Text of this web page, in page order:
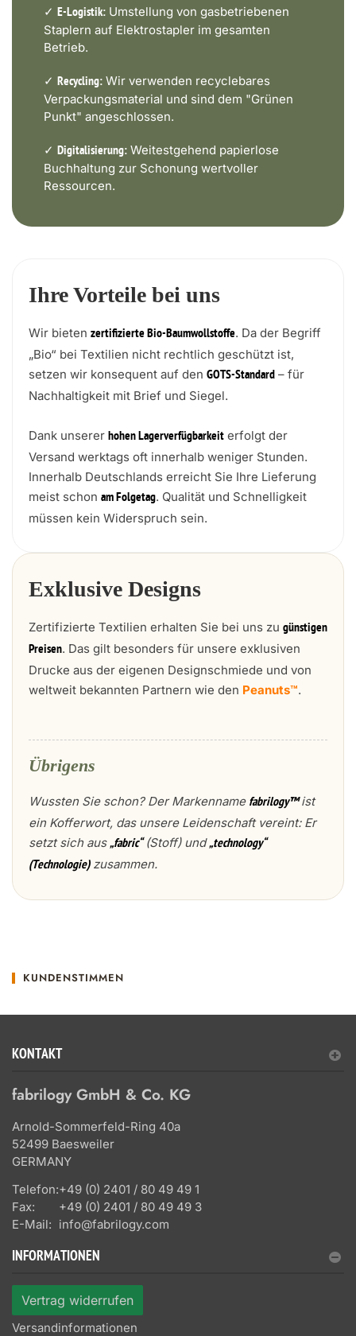
✓ E-Logistik: Umstellung von gasbetriebenen
Staplern auf Elektrostapler im gesamten
Betrieb.
✓ Recycling: Wir verwenden recyclebares
Verpackungsmaterial und sind dem "Grünen
Punkt" angeschlossen.
✓ Digitalisierung: Weitestgehend papierlose
Buchhaltung zur Schonung wertvoller
Ressourcen.
Ihre Vorteile bei uns
Wir bieten zertifizierte Bio-Baumwollstoffe. Da der Begriff
„Bio“ bei Textilien nicht rechtlich geschützt ist,
setzen wir konsequent auf den GOTS-Standard – für
Nachhaltigkeit mit Brief und Siegel.
Dank unserer hohen Lagerverfügbarkeit erfolgt der
Versand werktags oft innerhalb weniger Stunden.
Innerhalb Deutschlands erreicht Sie Ihre Lieferung
meist schon am Folgetag. Qualität und Schnelligkeit
müssen kein Widerspruch sein.
Exklusive Designs
Zertifizierte Textilien erhalten Sie bei uns zu günstigen
Preisen. Das gilt besonders für unsere exklusiven
Drucke aus der eigenen Designschmiede und von
weltweit bekannten Partnern wie den Peanuts™.
Übrigens
Wussten Sie schon? Der Markenname fabrilogy™ist
ein Kofferwort, das unsere Leidenschaft vereint: Er
setzt sich aus„fabric“(Stoff) und„technology“
(Technologie)zusammen.
KUNDENSTIMMEN
KONTAKT
fabrilogy GmbH & Co. KG
Arnold-Sommerfeld-Ring 40a
52499 Baesweiler
GERMANY
Telefon:+49 (0) 2401 / 80 49 49 1
Fax:
+49 (0) 2401 / 80 49 49 3
E-Mail: info@fabrilogy.com
INFORMATIONEN
Vertrag widerrufen
Versandinformationen